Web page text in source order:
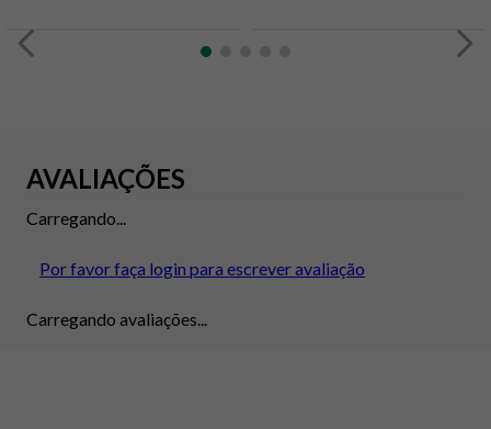
AVALIAÇÕES
Carregando...
Por favor faça login para escrever avaliação
Carregando avaliações...